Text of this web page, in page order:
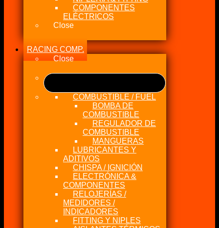
COMPONENTES
ELÉCTRICOS
Close
RACING COMP.
Close
COMBUSTIBLE / FUEL
BOMBA DE
COMBUSTIBLE
REGULADOR DE
COMBUSTIBLE
MANGUERAS
LUBRICANTES Y
ADITIVOS
CHISPA / IGNICIÓN
ELECTRÓNICA &
COMPONENTES
RELOJERÍAS /
MEDIDORES /
INDICADORES
FITTING Y NIPLES